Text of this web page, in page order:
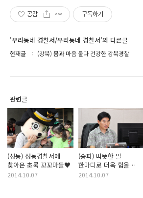
공감 구독하기
'우리동네 경찰서/우리동네 경찰서'의 다른글
현재글 (강북) 몸과 마음 둘다 건강한 강북경찰
관련글
(성동) 성동경찰서에
찾아온 초록 꼬꼬마들♥
2014.10.07
(송파) 따뜻한 말
한마디로 더욱 힘을
얻습니다
2014.10.07